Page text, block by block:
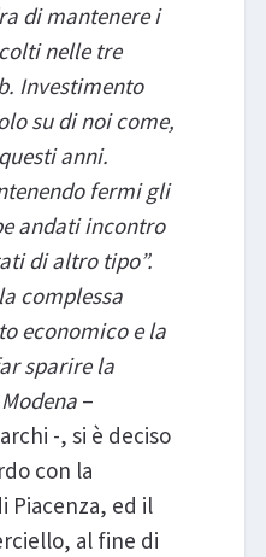
di mantenere i
nelle tre
Investimento
su di noi come,
anni.
fermi gli
andati incontro
di altro tipo”.
complessa
economico e la
sparire la
–
-, si è deciso
con la
Piacenza, ed il
al fine di